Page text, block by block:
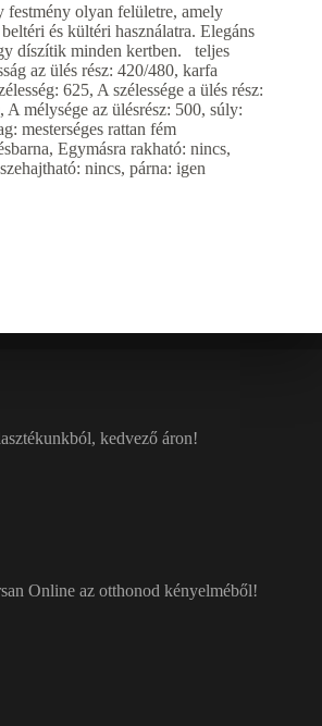
olyan felületre, amely
és kültéri használatra. Elegáns
díszítik minden kertben. teljes
az ülés rész: 420/480, karfa
625, A szélessége a ülés rész:
A mélysége az ülésrész: 500, súly:
mesterséges rattan fém
Egymásra rakható: nincs,
nincs, párna: igen
kedvező áron!
Online az otthonod kényelméből!